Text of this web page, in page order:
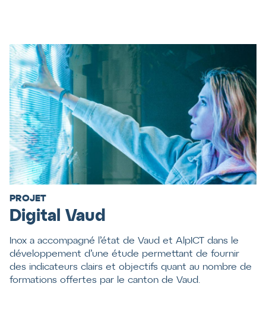
PROJET
Digital Vaud
Inox a accompagné l’état de Vaud et AlpICT dans le
développement d’une étude permettant de fournir
des indicateurs clairs et objectifs quant au nombre de
formations offertes par le canton de Vaud.